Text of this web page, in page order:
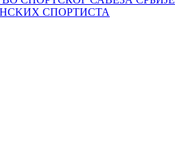
СПОРТИСТА